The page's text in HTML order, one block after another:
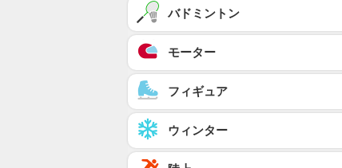
バドミントン
モーター
フィギュア
ウィンター